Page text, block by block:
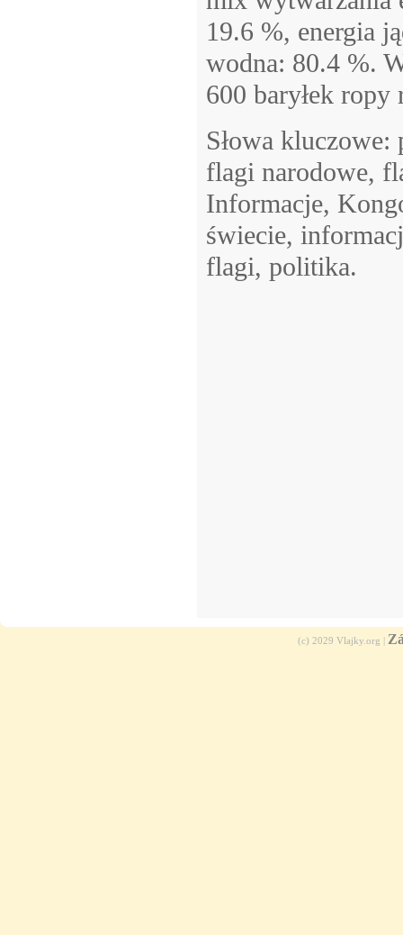
19.6 %, energia
wodna: 80.4 %.
600 baryłek ropy
Słowa
flagi narodowe,
Informacje,
świecie,
flagi, politika.
(c) 2029 Vlajky.org |